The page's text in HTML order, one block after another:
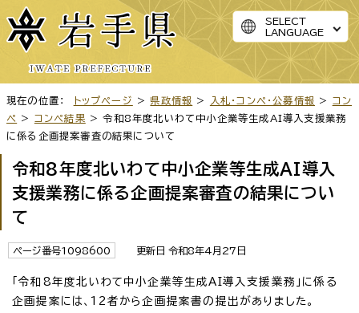
SELECT
LANGUAGE
現在の位置： トップページ > 県政情報 > 入札・コンペ・公募情報 > コン
ペ
> コンペ結果 > 令和8年度北いわて中小企業等生成AI導入支援業務
に係る企画提案審査の結果について
令和8年度北いわて中小企業等生成AI導入
支援業務に係る企画提案審査の結果につい
て
ページ番号1098600 更新日 令和8年4月27日
「令和8年度北いわて中小企業等生成AI導入支援業務」に係る
企画提案には、12者から企画提案書の提出がありました。